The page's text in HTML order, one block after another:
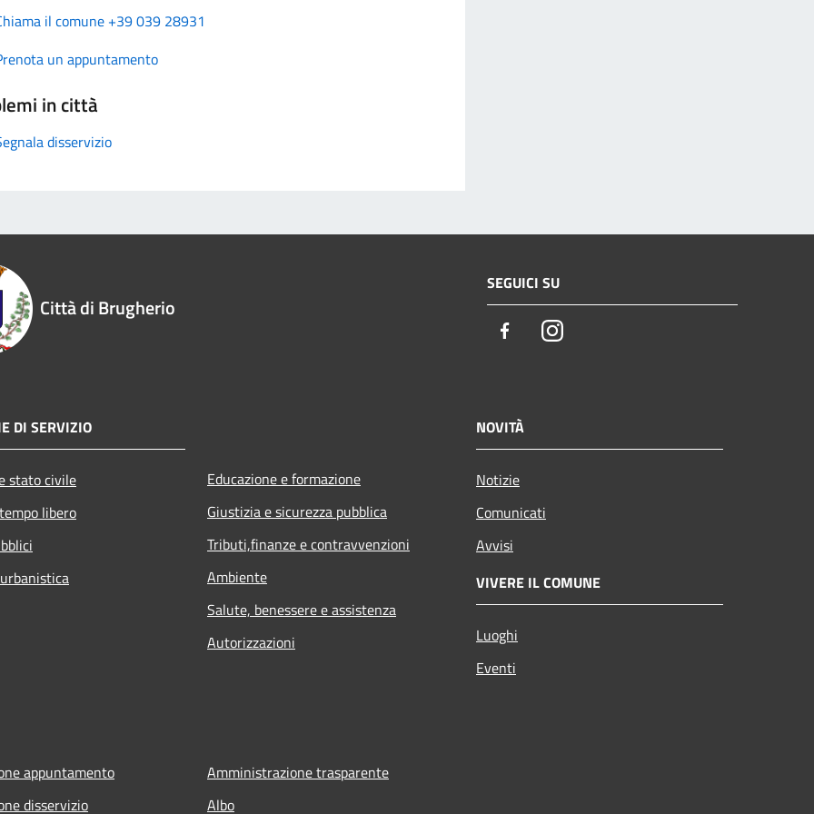
il comune +39 039 28931
un appuntamento
in città
disservizio
Città di Brugherio
SEGUICI SU
FacebookInstagram
DI SERVIZIO
stato civile
libero
Educazione e formazione
Giustizia e sicurezza pubblica
Tributi,finanze e contravvenzioni
Ambiente
Salute, benessere e assistenza
Autorizzazioni
NOVITÀ
Notizie
Comunicati
Avvisi
VIVERE IL COMUNE
Luoghi
Eventi
appuntamento
disservizio
Amministrazione trasparente
Albo